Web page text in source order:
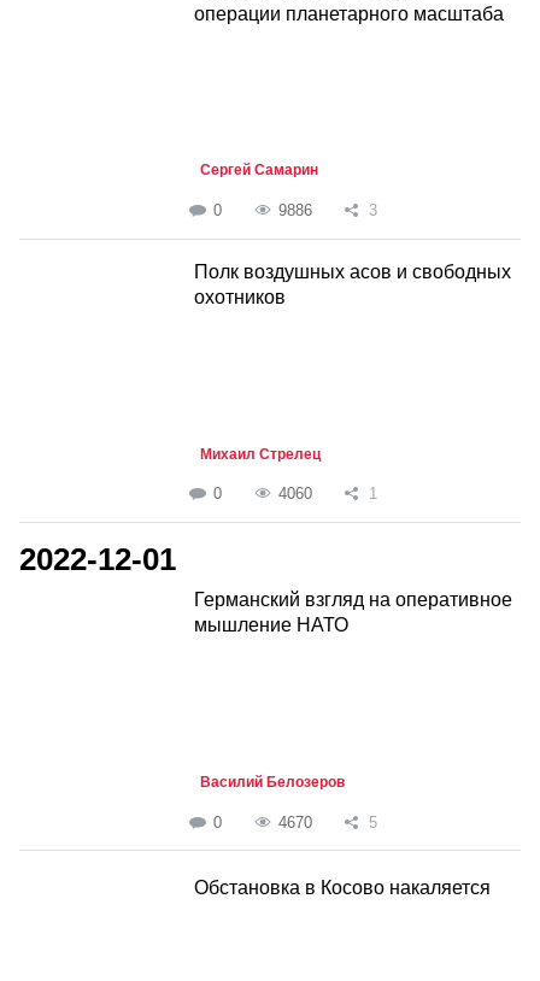
операции планетарного масштаба
Сергей Самарин
0 9886 3
Полк воздушных асов и свободных
охотников
Михаил Стрелец
0 4060 1
2022-12-01
Германский взгляд на оперативное
мышление НАТО
Василий Белозеров
0 4670 5
Обстановка в Косово накаляется